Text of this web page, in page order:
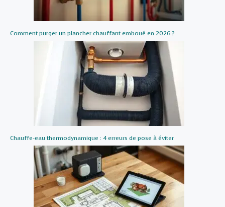
Comment purger un plancher chauffant emboué en 2026 ?
Chauffe-eau thermodynamique : 4 erreurs de pose à éviter